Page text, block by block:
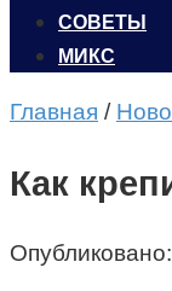
CОВЕТЫ
МИКС
Главная /
Как
Опубликовано: